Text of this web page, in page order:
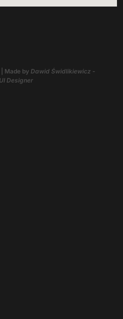
Made byDawid Świdlikiewicz -
Designer